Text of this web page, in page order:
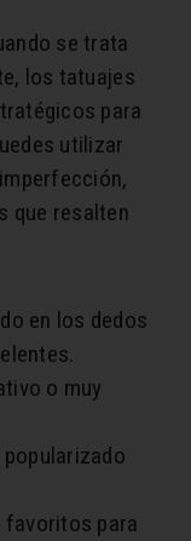
se trata
los tatuajes
para
utilizar
que resalten
en los dedos
o muy
popularizado
favoritos para